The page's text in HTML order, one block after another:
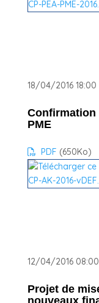
18/04/2016 18:00
Confirmation
PME
PDF (650Ko)
12/04/2016 08:00
Projet de
nouveaux